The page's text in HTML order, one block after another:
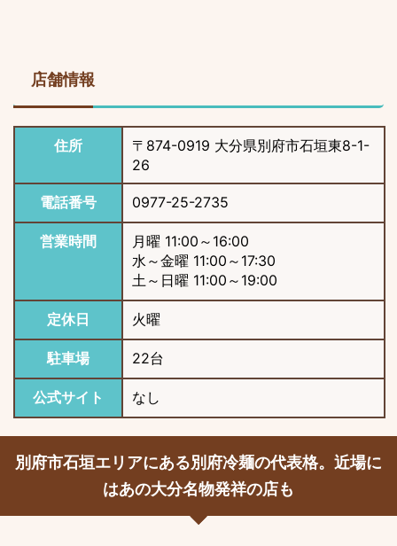
店舗情報
住所
〒874-0919 大分県別府市石垣東8-1-
26
電話番号 0977-25-2735
営業時間
月曜 11:00～16:00
水～金曜 11:00～17:30
土～日曜 11:00～19:00
定休日 火曜
駐車場 22台
公式サイト なし
別府市石垣エリアにある別府冷麺の代表格。近場に
はあの大分名物発祥の店も